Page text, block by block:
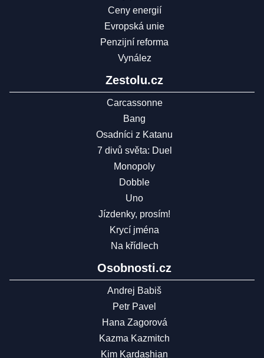
Ceny energií
Evropská unie
Penzijní reforma
Vynález
Zestolu.cz
Carcassonne
Bang
Osadníci z Katanu
7 divů světa: Duel
Monopoly
Dobble
Uno
Jízdenky, prosím!
Krycí jména
Na křídlech
Osobnosti.cz
Andrej Babiš
Petr Pavel
Hana Zagorová
Kazma Kazmitch
Kim Kardashian